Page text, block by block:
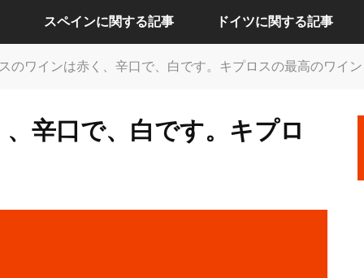
スペインに関する記事
セビリアに関する記事
ドイツに関する記事
ドレスデンに関する記事
のワインは赤く、辛口で、白です。キプロスの最高のワイン
辛口で、白です。キプロ